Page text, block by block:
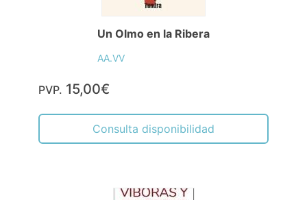
Un Olmo en la Ribera
AA.VV
PVP. 15,00€
Consulta disponibilidad